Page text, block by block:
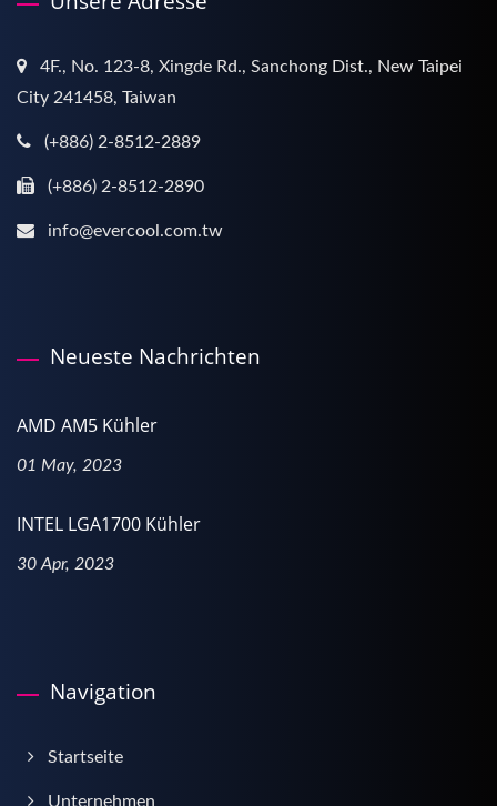
4F., No. 123-8, Xingde Rd., Sanchong Dist., New Taipei
City 241458, Taiwan
(+886) 2-8512-2889
(+886) 2-8512-2890
info@evercool.com.tw
Neueste Nachrichten
AMD AM5 Kühler
01 May, 2023
INTEL LGA1700 Kühler
30 Apr, 2023
Navigation
Startseite
Unternehmen